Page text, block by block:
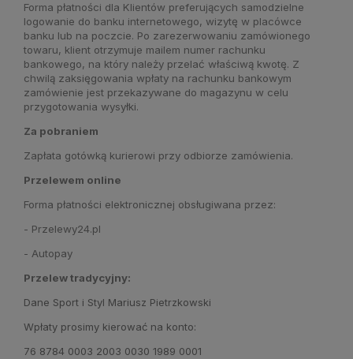
Forma płatności dla Klientów preferujących samodzielne
logowanie do banku internetowego, wizytę w placówce
banku lub na poczcie. Po zarezerwowaniu zamówionego
towaru, klient otrzymuje mailem numer rachunku
bankowego, na który należy przelać właściwą kwotę. Z
chwilą zaksięgowania wpłaty na rachunku bankowym
zamówienie jest przekazywane do magazynu w celu
przygotowania wysyłki.
Za pobraniem
Zapłata gotówką kurierowi przy odbiorze zamówienia.
Przelewem online
Forma płatności elektronicznej obsługiwana przez:
- Przelewy24.pl
- Autopay
Przelew tradycyjny:
Dane Sport i Styl Mariusz Pietrzkowski
Wpłaty prosimy kierować na konto:
76 8784 0003 2003 0030 1989 0001